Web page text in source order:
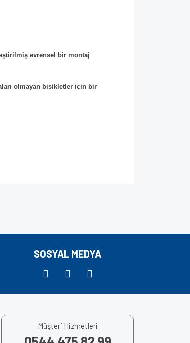
evrensel bir montaj
olmayan bisikletler için bir
SOSYAL MEDYA
Müşteri Hizmetleri